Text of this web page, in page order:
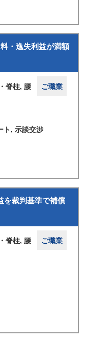
・逸失利益が満額
脊柱, 腰
ご職業
ト, 示談交渉
を裁判基準で補償
脊柱, 腰
ご職業